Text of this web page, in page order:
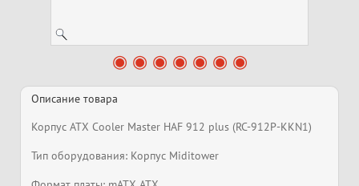
Описание товара
Корпус ATX Cooler Master HAF 912 plus (RC-912P-KKN1)
Тип оборудования: Корпус Miditower